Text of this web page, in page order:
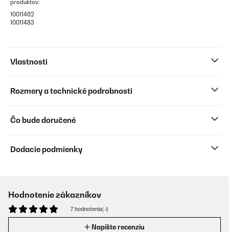
produktov:
10011462
10011483
Vlastnosti
Rozmery a technické podrobnosti
Čo bude doručené
Dodacie podmienky
Hodnotenie zákazníkov
7 hodnotenia(-í)
Napíšte recenziu